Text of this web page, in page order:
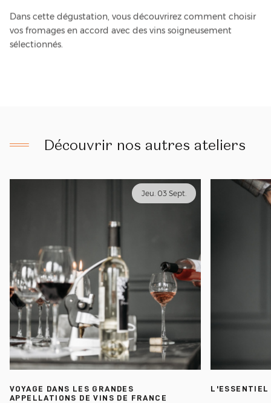
Dans cette dégustation, vous découvrirez comment choisir
vos fromages en accord avec des vins soigneusement
sélectionnés.
Découvrir nos autres ateliers
Jeu. 03 Sept.
VOYAGE DANS LES GRANDES
APPELLATIONS DE VINS DE FRANCE
L'ESSENTIEL